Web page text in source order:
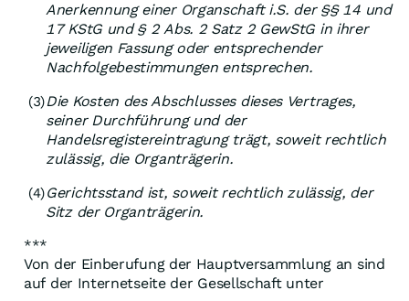
Anerkennung einer Organschaft i.S. der §§ 14 und
17 KStG und § 2 Abs. 2 Satz 2 GewStG in ihrer
jeweiligen Fassung oder entsprechender
Nachfolgebestimmungen entsprechen.
(3)Die Kosten des Abschlusses dieses Vertrages,
seiner Durchführung und der
Handelsregistereintragung trägt, soweit rechtlich
zulässig, die Organträgerin.
(4)Gerichtsstand ist, soweit rechtlich zulässig, der
Sitz der Organträgerin.
***
Von der Einberufung der Hauptversammlung an sind
auf der Internetseite der Gesellschaft unter